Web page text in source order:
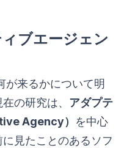
ブエージェン
来るかについて明
の研究は、 アダプテ
Agency） を中心
見たことのあるソフ